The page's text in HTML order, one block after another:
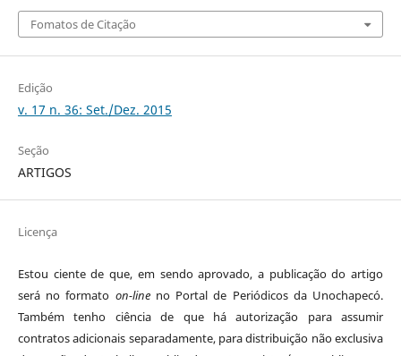
Fomatos de Citação
Edição
v. 17 n. 36: Set./Dez. 2015
Seção
ARTIGOS
Licença
Estou ciente de que, em sendo aprovado, a publicação do artigo
será no formato on-lineno Portal de Periódicos da Unochapecó.
Também tenho ciência de que há autorização para assumir
contratos adicionais separadamente, para distribuição não exclusiva